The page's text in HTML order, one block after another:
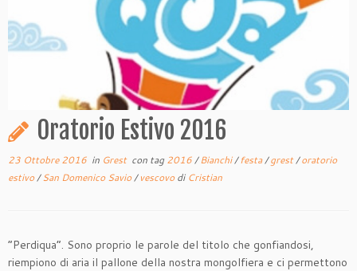
Oratorio Estivo 2016
23 Ottobre 2016 in Grest con tag2016/Bianchi/festa/grest/oratorio
estivo/San Domenico Savio/vescovo di Cristian
“Perdiqua”. Sono proprio le parole del titolo che gonfiandosi,
riempiono di aria il pallone della nostra mongolfiera e ci permettono